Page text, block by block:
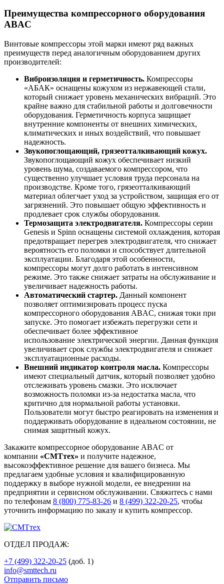
Преимущества компрессорного оборудования
ABAC
Винтовые компрессоры этой марки имеют ряд важных
преимуществ перед аналогичным оборудованием других
производителей:
Виброизоляция и герметичность. Компрессоры
«АБАК» оснащены кожухом из нержавеющей стали,
который снижает уровень механических вибраций. Это
крайне важно для стабильной работы и долговечности
оборудования. Герметичность корпуса защищает
внутренние компоненты от внешних химических,
климатических и иных воздействий, что повышает
надежность.
Звукопоглощающий, грязеотталкивающий кожух.
Звукопоглощающий кожух обеспечивает низкий
уровень шума, создаваемого компрессором, что
существенно улучшает условия труда персонала на
производстве. Кроме того, грязеотталкивающий
материал облегчает уход за устройством, защищая его от
загрязнений. Это повышает общую эффективность и
продлевает срок службы оборудования.
Термозащита электродвигателя. Компрессоры серии
Genesis и Spinn оснащены системой охлаждения, которая
предотвращает перегрев электродвигателя, что снижает
вероятность его поломки и способствует длительной
эксплуатации. Благодаря этой особенности,
компрессоры могут долго работать в интенсивном
режиме. Это также снижает затраты на обслуживание и
увеличивает надежность работы.
Автоматический стартер. Данный компонент
позволяет оптимизировать процесс пуска
компрессорного оборудования ABAC, снижая токи при
запуске. Это помогает избежать перегрузки сети и
обеспечивает более эффективное
использование электрической энергии. Данная функция
увеличивает срок службы электродвигателя и снижает
эксплуатационные расходы.
Внешний индикатор контроля масла. Компрессоры
имеют специальный датчик, который позволяет удобно
отслеживать уровень смазки. Это исключает
возможность поломки из-за недостатка масла, что
критично для нормальной работы установки.
Пользователи могут быстро реагировать на изменения и
поддерживать оборудование в идеальном состоянии, не
снимая защитный кожух.
Закажите компрессорное оборудование ABAC от
компании «СМТтех» и получите надежное,
высокоэффективное решение для вашего бизнеса. Мы
предлагаем удобные условия и квалифицированную
поддержку в выборе нужной модели, ее внедрении на
предприятии и сервисном обслуживании. Свяжитесь с нами
по телефонам 8 (800) 775-83-26 и 8 (499) 322-20-25, чтобы
уточнить информацию по заказу и купить компрессор.
ОТДЕЛ ПРОДАЖ:
+7 (499) 322-20-25 (доб. 1)
info@smttech.ru
Отправить письмо